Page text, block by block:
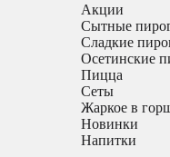
Акции
Сытные
Сладкие
Осетинские
Пицца
Сеты
Жаркое в
Новинки
Напитки